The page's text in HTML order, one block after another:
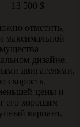
13 500 $
отметить,
максимальной
дизайне.
двигателями,
скорость.
цены и
его хорошим
вариант.